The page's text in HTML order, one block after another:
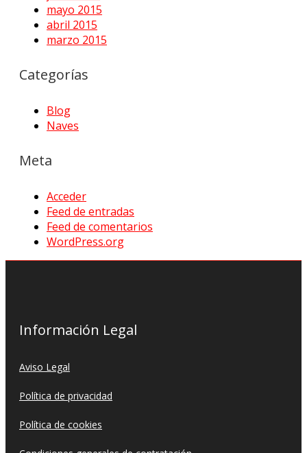
mayo 2015
abril 2015
marzo 2015
Categorías
Blog
Naves
Meta
Acceder
Feed de entradas
Feed de comentarios
WordPress.org
Información Legal
Aviso Legal
Política de privacidad
Política de cookies